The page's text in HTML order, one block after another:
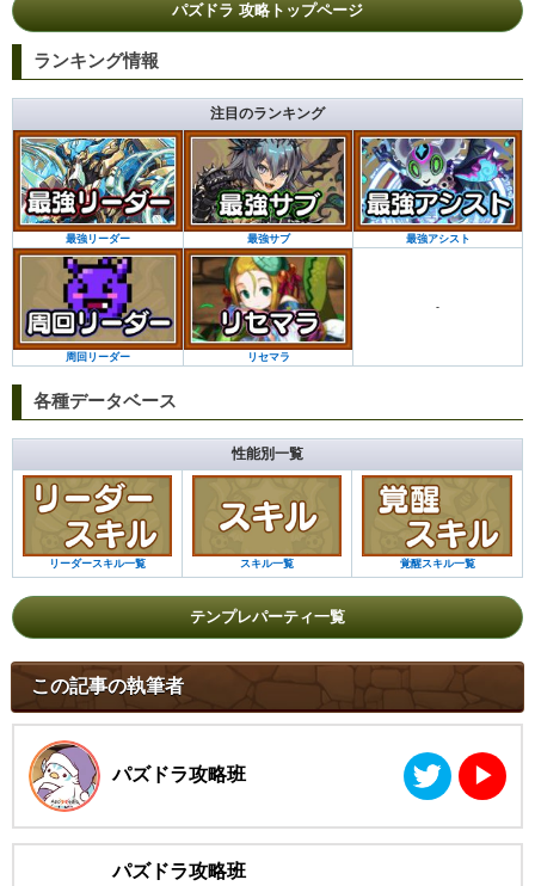
パズドラ 攻略トップページ
ランキング情報
注目のランキング
最強リーダー 最強サブ 最強アシスト
周回リーダー リセマラ
-
各種データベース
性能別一覧
リーダースキル一覧 スキル一覧 覚醒スキル一覧
テンプレパーティ一覧
この記事の執筆者
パズドラ攻略班 ▶︎
パズドラ攻略班